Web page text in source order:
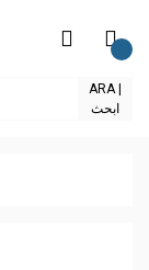
ARA |
ابحث